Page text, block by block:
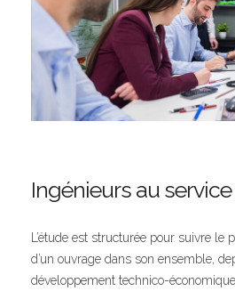
Ingénieurs au
L’étude est structurée pour suivre le
d’un ouvrage dans son ensemble,
développement technico-économique